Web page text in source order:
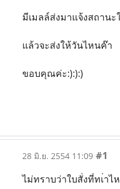
มีเมลล์ส่งมาแจ้งสถาน
แล้วจะส่งให้วันไหนค๊า
ขอบคุณค่ะ:):):)
28 มิ.ย. 2554 11:09 #1
ไม่ทราบว่าใบสั่งที่ทเ่า